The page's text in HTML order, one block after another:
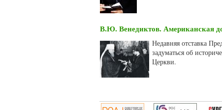
В.Ю. Венедиктов. Американская
Недавняя отставка
задуматься об
Церкви.